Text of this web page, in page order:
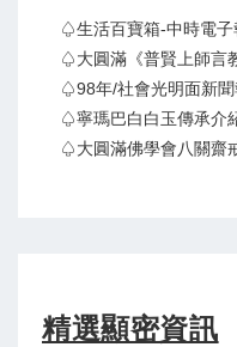
♤生活百寶箱-中時電子
♤大圓滿《普賢上師言
♤98年/社會光明面新
♤寧瑪巴白白玉傳承介
♤大圓滿佛學會八關齋
精選顯密資訊